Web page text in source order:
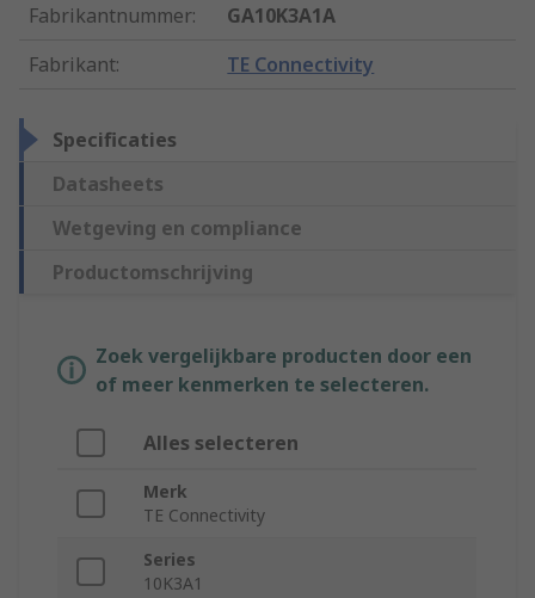
Fabrikantnummer:
GA10K3A1A
Fabrikant: TE Connectivity
Specificaties
Datasheets
Wetgeving en compliance
Productomschrijving
Zoek vergelijkbare producten door een
of meer kenmerken te selecteren.
Alles selecteren
Merk
TE Connectivity
Series
10K3A1